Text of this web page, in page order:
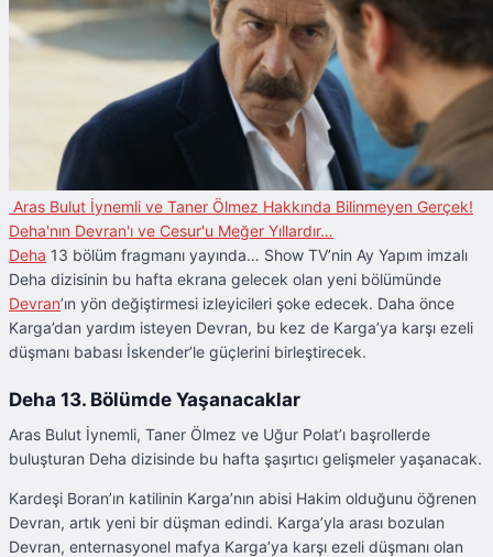
Aras Bulut İynemli ve Taner Ölmez Hakkında Bilinmeyen Gerçek!
Deha'nın Devran'ı ve Cesur'u Meğer Yıllardır…
Deha 13 bölüm fragmanı yayında… Show TV’nin Ay Yapım imzalı
Deha dizisinin bu hafta ekrana gelecek olan yeni bölümünde
Devran’ın yön değiştirmesi izleyicileri şoke edecek. Daha önce
Karga’dan yardım isteyen Devran, bu kez de Karga’ya karşı ezeli
düşmanı babası İskender’le güçlerini birleştirecek.
Deha 13. Bölümde Yaşanacaklar
Aras Bulut İynemli, Taner Ölmez ve Uğur Polat’ı başrollerde
buluşturan Deha dizisinde bu hafta şaşırtıcı gelişmeler yaşanacak.
Kardeşi Boran’ın katilinin Karga’nın abisi Hakim olduğunu öğrenen
Devran, artık yeni bir düşman edindi. Karga’yla arası bozulan
Devran, enternasyonel mafya Karga’ya karşı ezeli düşmanı olan